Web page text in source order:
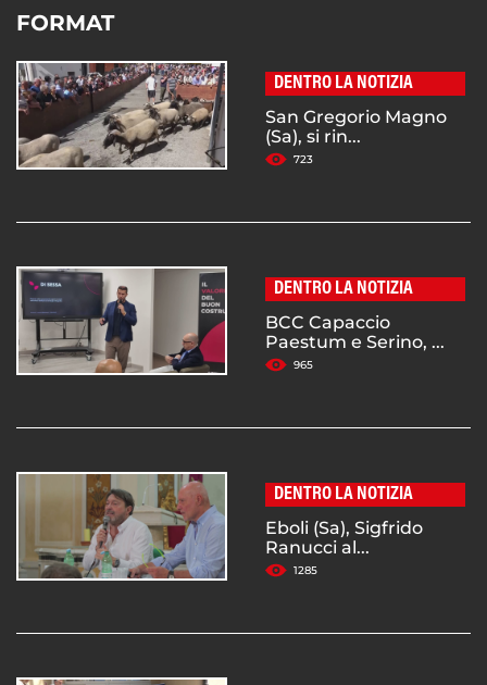
FORMAT
DENTRO LA NOTIZIA
San Gregorio Magno
(Sa), si rin...
723
DENTRO LA NOTIZIA
BCC Capaccio
Paestum e Serino, ...
965
DENTRO LA NOTIZIA
Eboli (Sa), Sigfrido
Ranucci al...
1285